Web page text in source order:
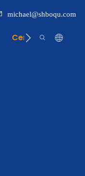
michael@shboqu.com
Centro De